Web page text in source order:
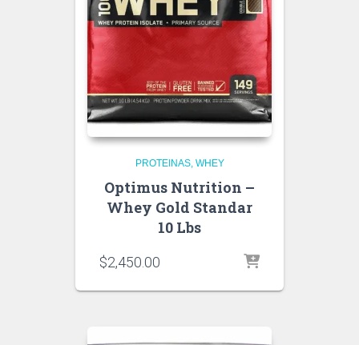
PROTEINAS WHEY
Optimus Nutrition –
Whey Gold Standar
10 Lbs
$2,450.00